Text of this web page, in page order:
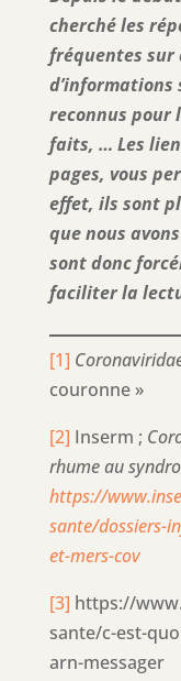
cherché les
fréquentes sur
d’informations
reconnus pour
faits, … Les
pages, vous
effet, ils sont
que nous
sont donc
faciliter la
[1]
couronne »
[2] Inserm ;
rhume au
https://
sante/dossiers-
et-mers-cov
[3] https://
sante/c-est-
arn-messager